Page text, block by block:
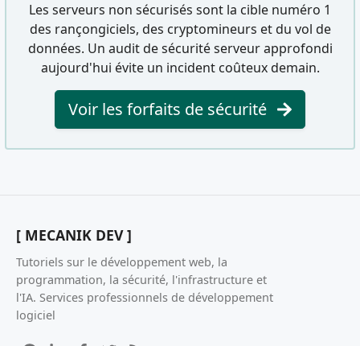
Les serveurs non sécurisés sont la cible numéro 1
des rançongiciels, des cryptomineurs et du vol de
données. Un audit de sécurité serveur approfondi
aujourd'hui évite un incident coûteux demain.
Voir les forfaits de sécurité
[ MECANIK DEV ]
Tutoriels sur le développement web, la
programmation, la sécurité, l'infrastructure et
l'IA. Services professionnels de développement
logiciel